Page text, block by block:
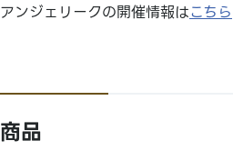
アンジェリークの開催情報はこちら
商品